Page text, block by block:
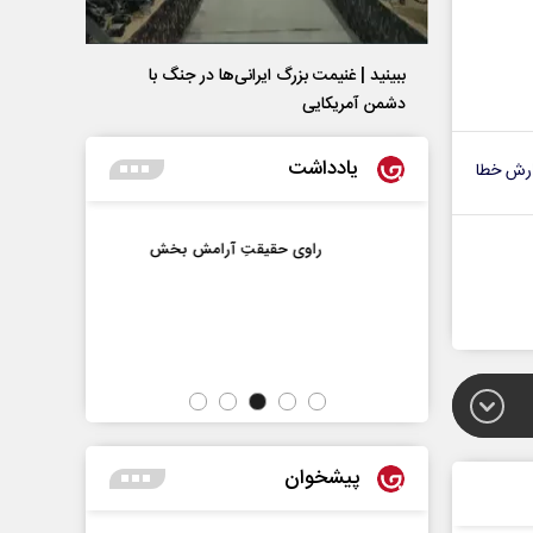
خطا
ببینید | غنیمت بزرگ ایرانی‌ها در جنگ با
دشمن آمریکایی
یادداشت
امید راوی حقیقتِ آرامش‌ بخش
پیشخوان